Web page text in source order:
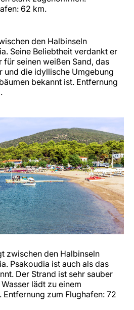
62 km.
den Halbinseln
Seine Beliebtheit verdankt er
seinen weißen Sand, das
und die idyllische Umgebung
bekannt ist. Entfernung
zwischen den Halbinseln
Psakoudia ist auch als das
Der Strand ist sehr sauber
lädt zu einem
zum Flughafen: 72